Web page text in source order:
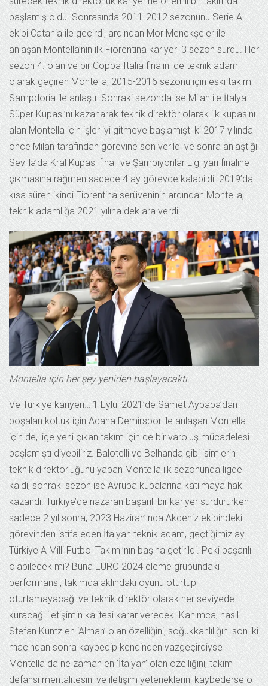
başlamış oldu. Sonrasında 2011-2012 sezonunu Serie A
ekibi Catania ile geçirdi, ardından Mor Menekşeler ile
anlaşan Montella’nın ilk Fiorentina kariyeri 3 sezon sürdü. Her
sezon 4. olan ve bir Coppa Italia finalini de teknik adam
olarak geçiren Montella, 2015-2016 sezonu için eski takımı
Sampdoria ile anlaştı. Sonraki sezonda ise Milan ile İtalya
Süper Kupası’nı kazanarak teknik direktör olarak ilk kupasını
alan Montella için işler iyi gitmeye başlamıştı ki 2017 yılında
önce Milan tarafından görevine son verildi ve sonra anlaştığı
Sevilla’da Kral Kupası finali ve Şampiyonlar Ligi yarı finaline
çıkmasına rağmen sadece 4 ay görevde kalabildi. 2019’da
kısa süren ikinci Fiorentina serüveninin ardından Montella,
teknik adamlığa 2021 yılına dek ara verdi.
Montella için her şey yeniden başlayacaktı.
Ve Türkiye kariyeri… 1 Eylül 2021’de Samet Aybaba’dan
boşalan koltuk için Adana Demirspor ile anlaşan Montella
için de, lige yeni çıkan takım için de bir varoluş mücadelesi
başlamıştı diyebiliriz. Balotelli ve Belhanda gibi isimlerin
teknik direktörlüğünü yapan Montella ilk sezonunda ligde
kaldı, sonraki sezon ise Avrupa kupalarına katılmaya hak
kazandı. Türkiye’de nazaran başarılı bir kariyer sürdürürken
sadece 2 yıl sonra, 2023 Haziran’ında Akdeniz ekibindeki
görevinden istifa eden İtalyan teknik adam, geçtiğimiz ay
Türkiye A Milli Futbol Takımı’nın başına getirildi. Peki başarılı
olabilecek mi? Buna EURO 2024 eleme grubundaki
performansı, takımda aklındaki oyunu oturtup
oturtamayacağı ve teknik direktör olarak her seviyede
kuracağı iletişimin kalitesi karar verecek. Kanımca, nasıl
Stefan Kuntz en ‘Alman’ olan özelliğini, soğukkanlılığını son iki
maçından sonra kaybedip kendinden vazgeçirdiyse
Montella da ne zaman en ‘İtalyan’ olan özelliğini, takım
defansı mentalitesini ve iletişim yeteneklerini kaybederse o